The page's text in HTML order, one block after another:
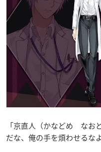
「京直人（かなどめ なお
だな、俺の手を煩わせるな